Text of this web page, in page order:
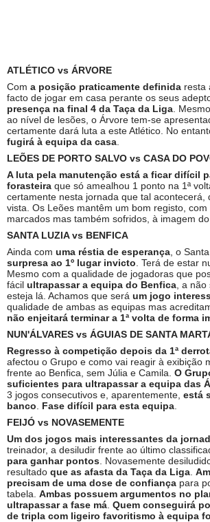
ATLÉTICO vs ÁRVORE
Com a posição praticamente definida resta
facto de jogar em casa perante os seus
presença na final 4 da Taça da Liga .
ao nível de lesões, o Árvore tem-se
certamente dará luta a este Atlético. No
fugirá à equipa da casa
LEÕES DE PORTO SALVO vs CASA DO
A luta pela manutenção está a ficar difícil
forasteira que só amealhou 1 ponto na 1ª
certamente nesta jornada que tal acontecerá,
vista. Os Leões mantêm um bom registo,
marcados mas também sofridos, à imagem do
SANTA LUZIA vs BENFICA
Ainda com uma réstia de esperança , o
surpresa ao 1º lugar invicto . Terá de estar
Mesmo com a qualidade de jogadoras que
fácil ultrapassar a equipa do Benfica , a
esteja lá. Achamos que será um jogo
qualidade de ambas as equipas mas
não enjeitará terminar a 1ª volta de forma
NUN'ÁLVARES vs ÁGUIAS DE SANTA
Regresso à competição depois da 1ª
afectou o Grupo e como vai reagir à exibição
frente ao Benfica, sem Júlia e Camila. O
suficientes para ultrapassar a equipa das
3 jogos consecutivos e, aparentemente, está
banco
Fase difícil para esta equipa
FEIJÓ vs NOVASEMENTE
Um dos jogos mais interessantes da
treinador, a desiludir frente ao último
para ganhar pontos . Novasemente
resultado que as afasta da Taça da Liga
precisam de uma dose de confiança para
tabela. Ambas possuem argumentos no
ultrapassar a fase má Quem conseguirá
de tripla com ligeiro favoritismo à equipa